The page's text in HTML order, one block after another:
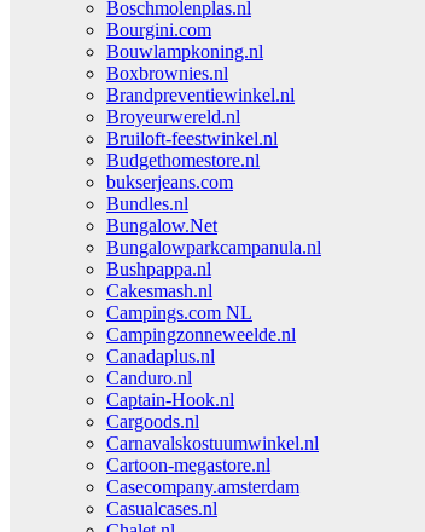
Boschmolenplas.nl
Bourgini.com
Bouwlampkoning.nl
Boxbrownies.nl
Brandpreventiewinkel.nl
Broyeurwereld.nl
Bruiloft-feestwinkel.nl
Budgethomestore.nl
bukserjeans.com
Bundles.nl
Bungalow.Net
Bungalowparkcampanula.nl
Bushpappa.nl
Cakesmash.nl
Campings.com NL
Campingzonneweelde.nl
Canadaplus.nl
Canduro.nl
Captain-Hook.nl
Cargoods.nl
Carnavalskostuumwinkel.nl
Cartoon-megastore.nl
Casecompany.amsterdam
Casualcases.nl